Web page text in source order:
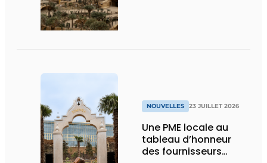
NOUVELLES 23 JUILLET 2026
Une PME locale au
tableau d’honneur
des fournisseurs